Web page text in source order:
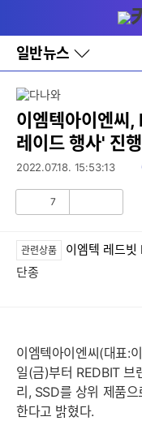
와
홈
일반뉴스
바
로
레
이
어
창
토
이엠텍아이엔씨
레이드 행사' 진행
2022.07.18. 15:53:13
7
관련상품
단종
이엠텍아이엔씨(대표:
일(금)부터 REDBIT 브
리, SSD를 상위 제품으
한다고 밝혔다.